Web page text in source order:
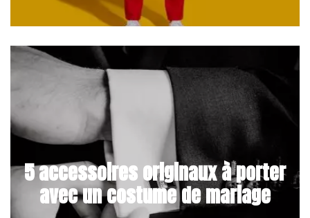
5 accessoires originaux à porter
avec un costume de mariage